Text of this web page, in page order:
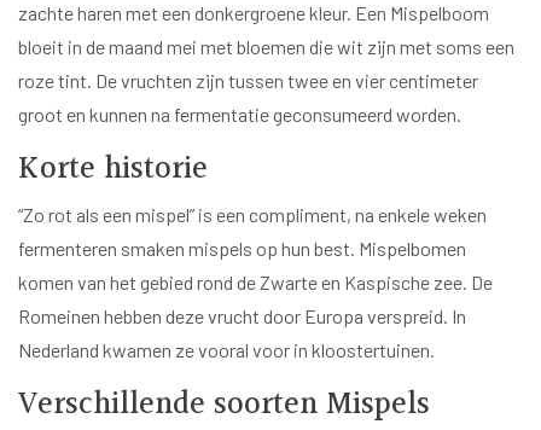
zachte haren met een donkergroene kleur. Een Mispelboom
bloeit in de maand mei met bloemen die wit zijn met soms een
roze tint. De vruchten zijn tussen twee en vier centimeter
groot en kunnen na fermentatie geconsumeerd worden.
Korte historie
“Zo rot als een mispel” is een compliment, na enkele weken
fermenteren smaken mispels op hun best. Mispelbomen
komen van het gebied rond de Zwarte en Kaspische zee. De
Romeinen hebben deze vrucht door Europa verspreid. In
Nederland kwamen ze vooral voor in kloostertuinen.
Verschillende soorten Mispels